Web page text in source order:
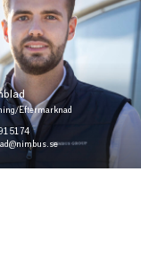
Eftermarknad
51 74